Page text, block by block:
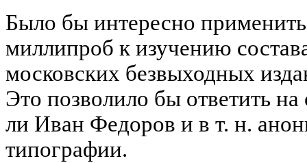
Было бы интересно
миллипроб к изучению
московских безвыходных
Это позволило бы ответить
ли Иван Федоров и в т. н.
типографии.